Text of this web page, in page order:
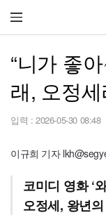
“니가 좋
래, 오정
입력 : 2026-05-30 08:48
이규희 기자
코미디 영화 ‘
오정세, 왕년의